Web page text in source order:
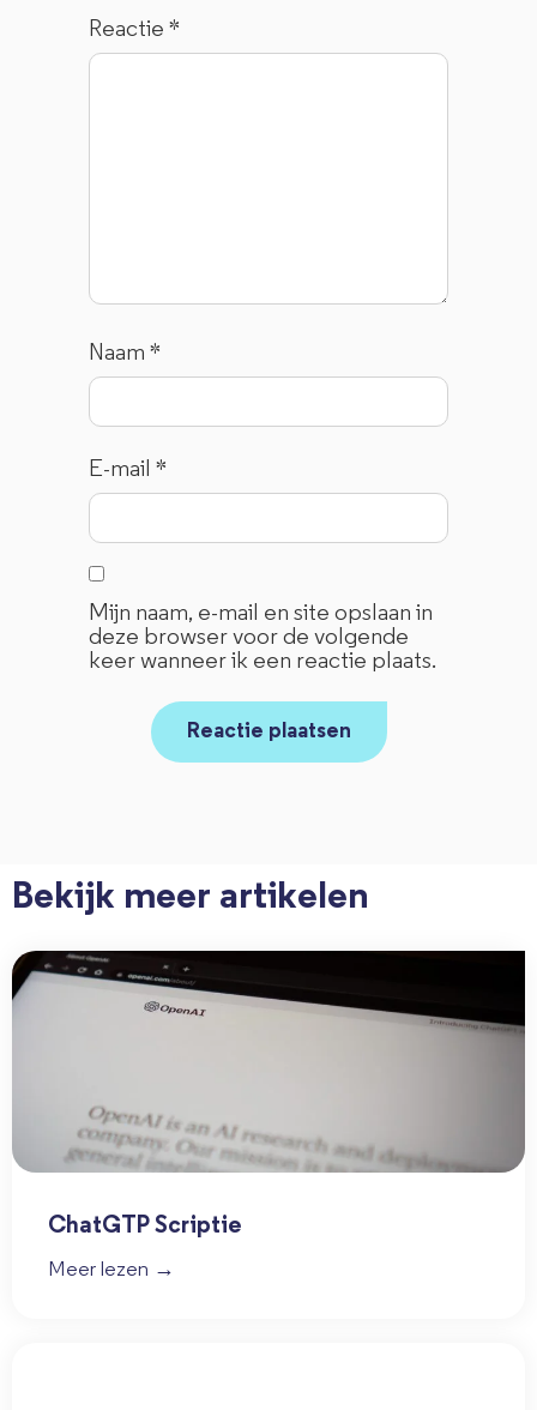
Reactie*
Naam*
E-mail*
Mijn naam, e-mail en site opslaan in
deze browser voor de volgende
keer wanneer ik een reactie plaats.
Bekijk meer artikelen
ChatGTP Scriptie
Meer lezen →